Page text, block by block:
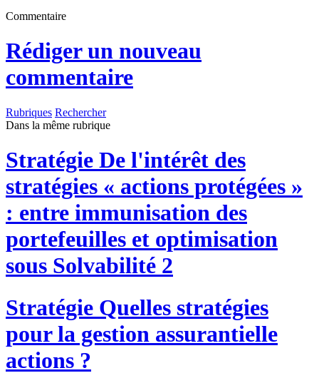
Commentaire
Rédiger un nouveau
commentaire
Rubriques Rechercher
Dans la même rubrique
Stratégie De l'intérêt des
stratégies « actions protégées »
: entre immunisation des
portefeuilles et optimisation
sous Solvabilité 2
Stratégie Quelles stratégies
pour la gestion assurantielle
actions ?